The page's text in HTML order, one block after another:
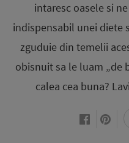
intaresc oasele si
indispensabil unei diete
zguduie din temelii
obisnuit sa le luam „de
calea cea buna?